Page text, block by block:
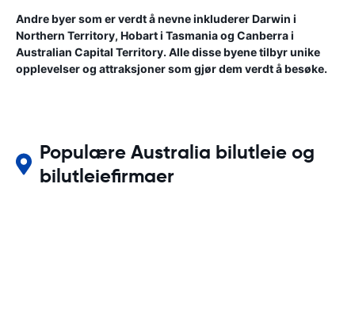
Andre byer som er verdt å nevne inkluderer Darwin i
Northern Territory, Hobart i Tasmania og Canberra i
Australian Capital Territory. Alle disse byene tilbyr unike
opplevelser og attraksjoner som gjør dem verdt å besøke.
Populære Australia bilutleie og
bilutleiefirmaer